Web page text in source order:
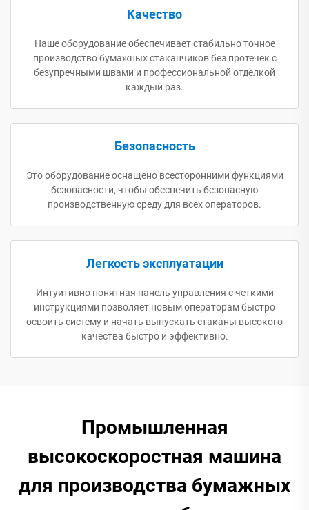
Качество
Наше оборудование обеспечивает стабильно точное
производство бумажных стаканчиков без протечек с
безупречными швами и профессиональной отделкой
каждый раз.
Безопасность
Это оборудование оснащено всесторонними функциями
безопасности, чтобы обеспечить безопасную
производственную среду для всех операторов.
Легкость эксплуатации
Интуитивно понятная панель управления с четкими
инструкциями позволяет новым операторам быстро
освоить систему и начать выпускать стаканы высокого
качества быстро и эффективно.
Промышленная
высокоскоростная машина
для производства бумажных